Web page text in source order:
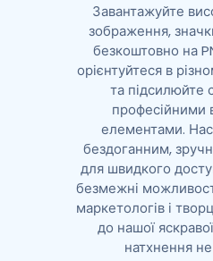
Завантажуйте
зображення,
безкоштовно на
орієнтуйтеся в
та підсилюйте
професійними
елементами.
бездоганним,
для швидкого
безмежні
маркетологів і
до нашої
натхнення